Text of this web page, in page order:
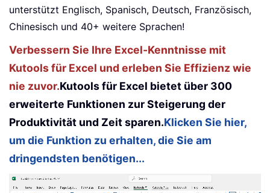
unterstützt Englisch, Spanisch, Deutsch, Französisch,
Chinesisch und 40+ weitere Sprachen!
Verbessern Sie Ihre Excel-Kenntnisse mit
Kutools für Excel und erleben Sie Effizienz wie
nie zuvor.Kutools für Excel bietet über 300
erweiterte Funktionen zur Steigerung der
Produktivität und Zeit sparen.Klicken Sie hier,
um die Funktion zu erhalten, die Sie am
dringendsten benötigen...